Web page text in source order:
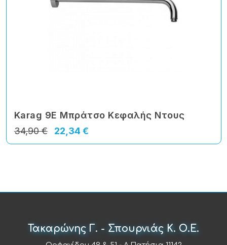
Karag 9E Μπράτσο Κεφαλής Ντους
22,34 €
34,90 €
Τακαρώνης Γ. - Σπουρνιάς Κ. Ο.Ε.